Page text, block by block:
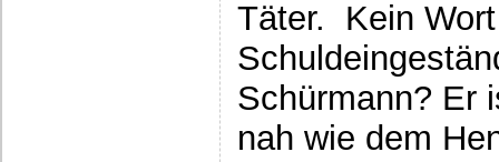
Täter. Kein
Schürmann? Er
nah wie dem